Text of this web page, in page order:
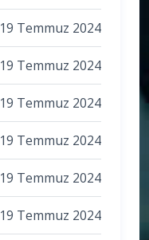
19 Temmuz 2024
19 Temmuz 2024
19 Temmuz 2024
19 Temmuz 2024
19 Temmuz 2024
19 Temmuz 2024